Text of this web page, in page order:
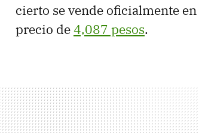
cierto se vende oficialmente en
precio de4,087 pesos.